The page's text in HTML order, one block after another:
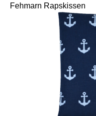
Fehmarn Rapskissen
Bildergalerie